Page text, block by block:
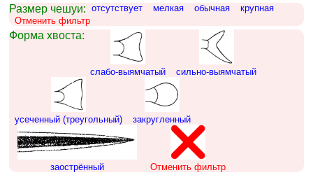
Размер чешуи: отсутствует мелкая обычная
крупная
Отменить фильтр
Форма хвоста:
слабо-выямчатый сильно-выямчатый
усеченный (треугольный) закругленный
заострённый Отменить фильтр